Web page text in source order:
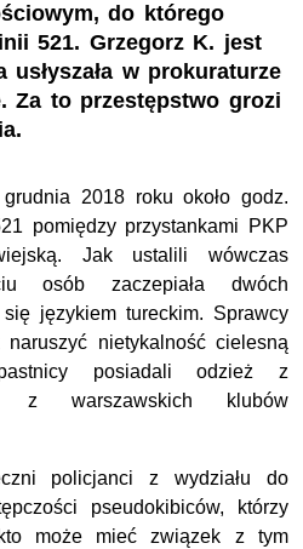
do którego
521. Grzegorz K. jest
w prokuraturze
Za to przestępstwo grozi
2018 roku około godz.
pomiędzy przystankami PKP
Jak ustalili wówczas
osób zaczepiała dwóch
się językiem tureckim. Sprawcy
nietykalność cielesną
posiadali odzież z
z warszawskich klubów
policjanci z wydziału do
pseudokibiców, którzy
może mieć związek z tym